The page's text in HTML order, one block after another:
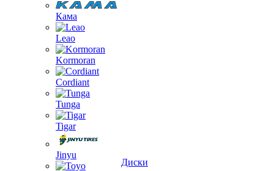
Кама
Leao
Kormoran
Cordiant
Tunga
Tigar
Jinyu
Диски